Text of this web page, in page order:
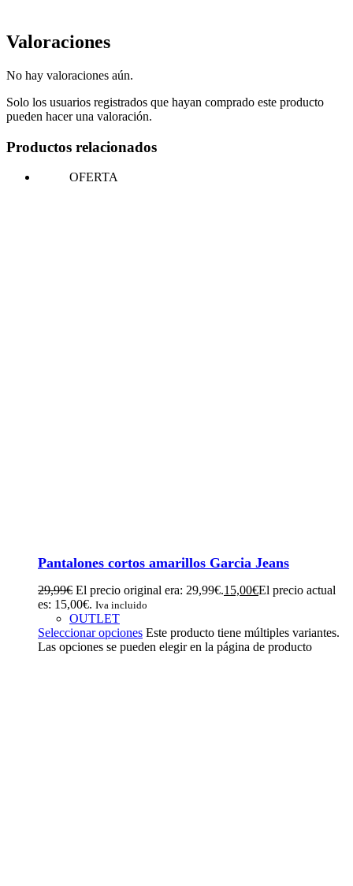
Valoraciones
No hay valoraciones aún.
Solo los usuarios registrados que hayan comprado este producto
pueden hacer una valoración.
Productos relacionados
OFERTA
Pantalones cortos amarillos Garcia Jeans
29,99€ El precio original era: 29,99€.15,00€El precio actual
es: 15,00€. Iva incluido
OUTLET
Seleccionar opciones Este producto tiene múltiples variantes.
Las opciones se pueden elegir en la página de producto